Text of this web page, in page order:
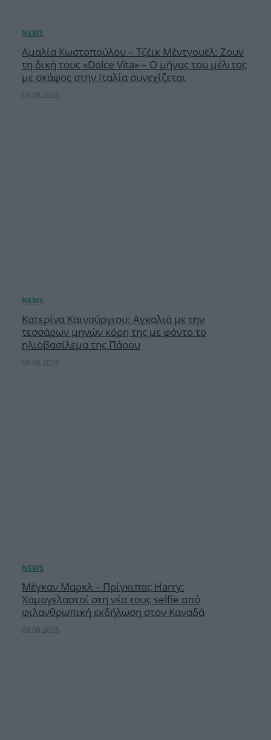
Αμαλία Κωστοπούλου – Τζέικ Μέντγουελ: Ζουν
τη δική τους «Dolce Vita» – Ο μήνας του μέλιτος
με σκάφος στην Ιταλία συνεχίζεται
09.08.2026
Κατερίνα Καινούργιου: Αγκαλιά με την
τεσσάρων μηνών κόρη της με φόντο το
ηλιοβασίλεμα της Πάρου
08.08.2026
Μέγκαν Μαρκλ – Πρίγκιπας Harry:
Χαμογελαστοί στη νέα τους selfie από
φιλανθρωπική εκδήλωση στον Καναδά
09.08.2026